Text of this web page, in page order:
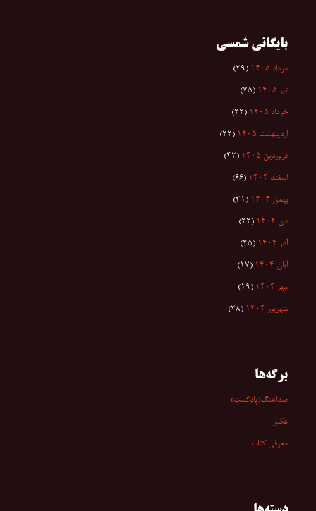
بایگانی شمسی
مرداد ۱۴۰۵ (۲۹)
تیر ۱۴۰۵ (۷۵)
خرداد ۱۴۰۵ (۲۲)
اردیبهشت ۱۴۰۵ (۲۲)
فروردین ۱۴۰۵ (۴۲)
اسفند ۱۴۰۴ (۶۶)
بهمن ۱۴۰۴ (۳۱)
دی ۱۴۰۴ (۲۲)
آذر ۱۴۰۴ (۲۵)
آبان ۱۴۰۴ (۱۷)
مهر ۱۴۰۴ (۱۹)
شهریور ۱۴۰۴ (۲۸)
برگه‌ها
صداهنگ(پادکست)
عکس
معرفی کتاب